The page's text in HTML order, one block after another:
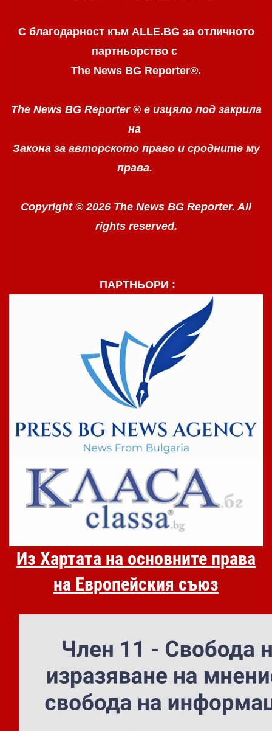
С благодарност към ALLE.BG за отличното
партньорство с
The News BG Reporter®.
The News BG Reporter ® е изцяло под закрила
на
Закона за авторското право и сродните му
права.
Copyright © 2026 The News BG Reporter. All
rights reserved.
ПАРТНЬОРИ :
Из Хартата на основните права
на Европейския съюз